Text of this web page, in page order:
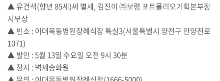
▲유건석(향년 85세)씨 별세, 김진이 ㈜보령 포트폴리오기획본부장
시부상
▲ 빈소 : 이대목동병원장례식장특실3(서울특별시 양천구 안양천로
1071)
▲ 발인 : 5월 13일 수요일 오전 9시 30분
▲ 장지 : 벽제승화원